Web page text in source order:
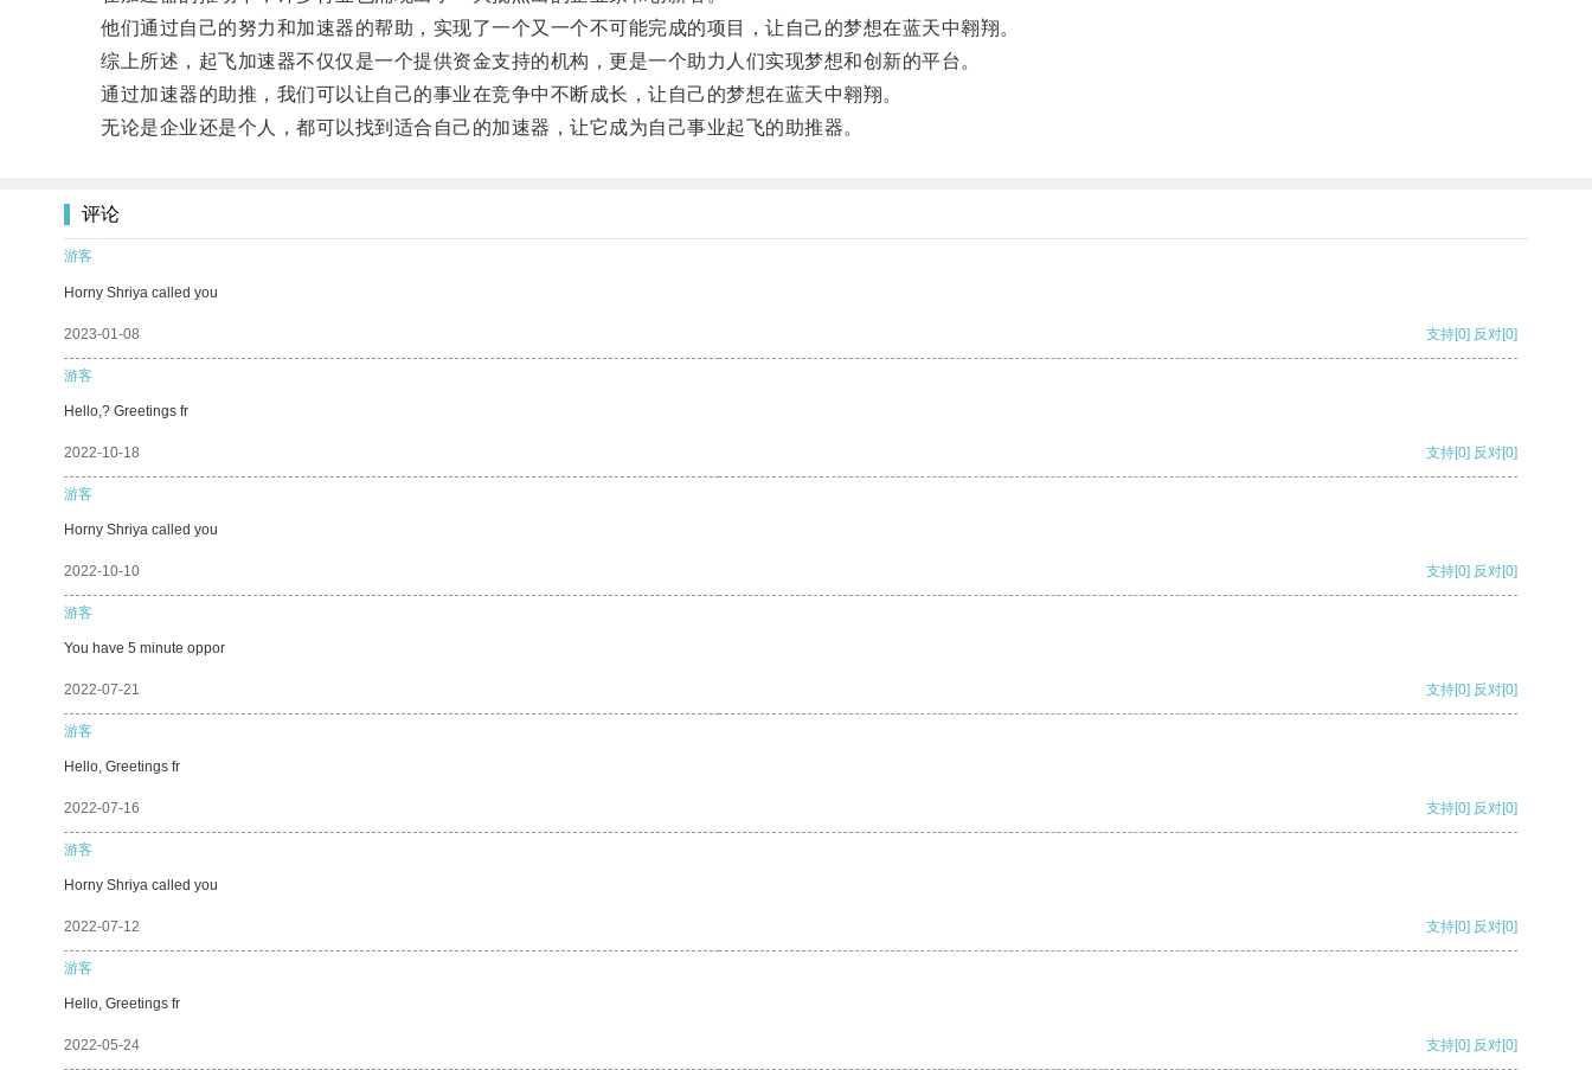
他们通过自己的努力和加速器的帮助，实现了一个又一个不可能完成的项目，让自己的梦想在蓝天中翱翔。
综上所述，起飞加速器不仅仅是一个提供资金支持的机构，更是一个助力人们实现梦想和创新的平台。
通过加速器的助推，我们可以让自己的事业在竞争中不断成长，让自己的梦想在蓝天中翱翔。
无论是企业还是个人，都可以找到适合自己的加速器，让它成为自己事业起飞的助推器。
评论
游客
Horny Shriya called you
2023-01-08 支持[0] 反对[0]
游客
Hello,? Greetings fr
2022-10-18 支持[0] 反对[0]
游客
Horny Shriya called you
2022-10-10 支持[0] 反对[0]
游客
You have 5 minute oppor
2022-07-21 支持[0] 反对[0]
游客
Hello, Greetings fr
2022-07-16 支持[0] 反对[0]
游客
Horny Shriya called you
2022-07-12 支持[0] 反对[0]
游客
Hello, Greetings fr
2022-05-24 支持[0] 反对[0]